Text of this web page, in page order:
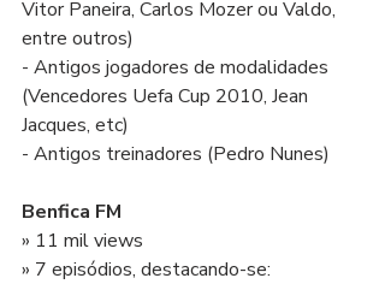
Vitor Paneira, Carlos Mozer ou Valdo,
entre outros)
- Antigos jogadores de modalidades
(Vencedores Uefa Cup 2010, Jean
Jacques, etc)
- Antigos treinadores (Pedro Nunes)
Benfica FM
» 11 mil views
» 7 episódios, destacando-se: